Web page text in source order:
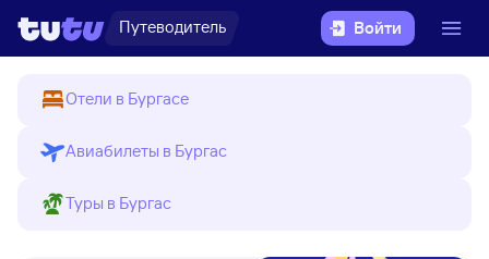
Путеводитель Войти
Отели в Бургасе
Авиабилеты в Бургас
Туры в Бургас